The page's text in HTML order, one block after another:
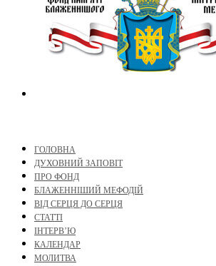
ГОЛОВНА
ДУХОВНИЙ ЗАПОВІТ
ПРО ФОНД
БЛАЖЕННІШИЙ МЕФОДІЙ
ВІД СЕРЦЯ ДО СЕРЦЯ
СТАТТІ
ІНТЕРВ’Ю
КАЛЕНДАР
МОЛИТВА